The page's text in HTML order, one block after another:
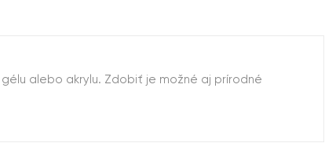
alebo akrylu. Zdobiť je možné aj prírodné